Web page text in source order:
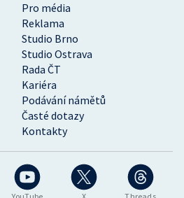
Pro média
Reklama
Studio Brno
Studio Ostrava
Rada ČT
Kariéra
Podávání námětů
Časté dotazy
Kontakty